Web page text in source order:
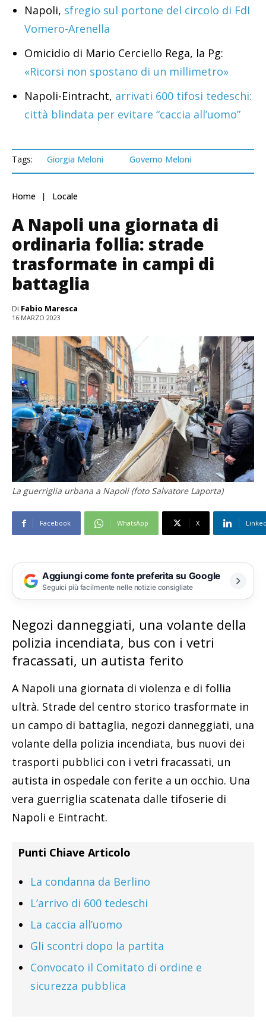
Napoli, sfregio sul portone del circolo di FdI
Vomero-Arenella
Omicidio di Mario Cerciello Rega, la Pg:
«Ricorsi non spostano di un millimetro»
Napoli-Eintracht, arrivati 600 tifosi tedeschi:
città blindata per evitare “caccia all’uomo”
Tags: Giorgia Meloni Governo Meloni
Home Locale
A Napoli una giornata di
ordinaria follia: strade
trasformate in campi di
battaglia
Di Fabio Maresca
16 MARZO 2023
La guerriglia urbana a Napoli (foto Salvatore Laporta)
Facebook WhatsApp X
Aggiungi come fonte preferita su Google
Seguici più facilmente nelle notizie consigliate
Negozi danneggiati, una volante della
polizia incendiata, bus con i vetri
fracassati, un autista ferito
A Napoli una giornata di violenza e di follia
ultrà. Strade del centro storico trasformate in
un campo di battaglia, negozi danneggiati, una
volante della polizia incendiata, bus nuovi dei
trasporti pubblici con i vetri fracassati, un
autista in ospedale con ferite a un occhio. Una
vera guerriglia scatenata dalle tifoserie di
Napoli e Eintracht.
Punti Chiave Articolo
La condanna da Berlino
L’arrivo di 600 tedeschi
La caccia all’uomo
Gli scontri dopo la partita
Convocato il Comitato di ordine e
sicurezza pubblica